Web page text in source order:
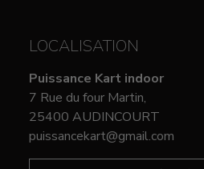
LOCALISATION
Puissance Kart indoor
7 Rue du four Martin,
25400 AUDINCOURT
puissancekart@gmail.com